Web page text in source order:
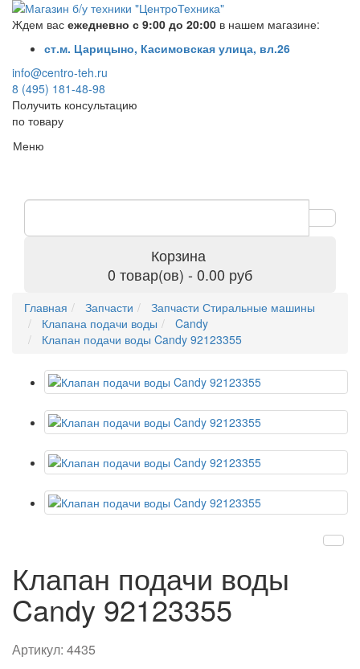
Ждем вас ежедневно с 9:00 до 20:00 в нашем магазине:
ст.м. Царицыно, Касимовская улица, вл.26
info@centro-teh.ru
8 (495) 181-48-98
Получить консультацию
по товару
Меню
Корзина
0 товар(ов) - 0.00 руб
Главная Запчасти
Запчасти Стиральные машины
Клапана подачи воды
Candy
Клапан подачи воды Candy 92123355
Клапан подачи воды
Candy 92123355
Артикул: 4435